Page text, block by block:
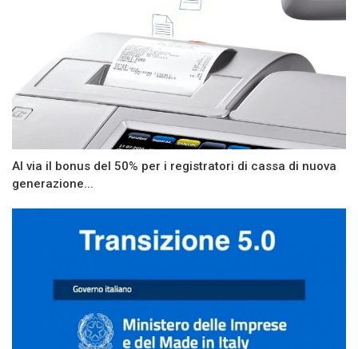
Al via il bonus del 50% per i registratori di cassa di nuova
generazione...